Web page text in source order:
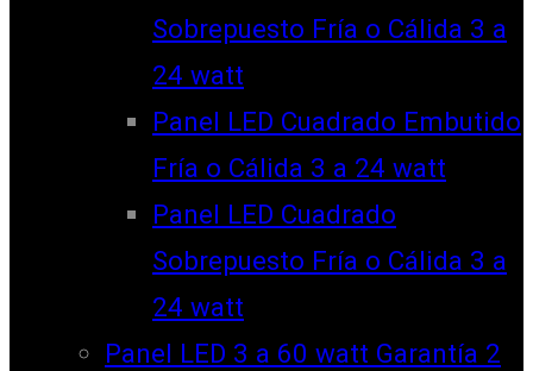
Sobrepuesto Fría o Cálida 3 a
24 watt
Panel LED Cuadrado Embutido
Fría o Cálida 3 a 24 watt
Panel LED Cuadrado
Sobrepuesto Fría o Cálida 3 a
24 watt
Panel LED 3 a 60 watt Garantía 2